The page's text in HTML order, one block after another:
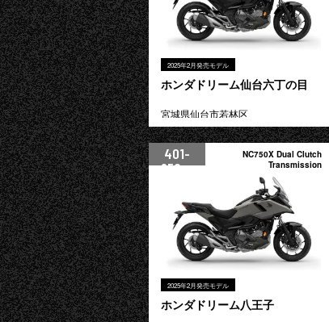
2025年2月発売モデル
ホンダドリーム仙台六丁の目
宮城県仙台市若林区
401-
950cc
NC750X Dual Clutch
Transmission
2025年2月発売モデル
ホンダドリーム八王子